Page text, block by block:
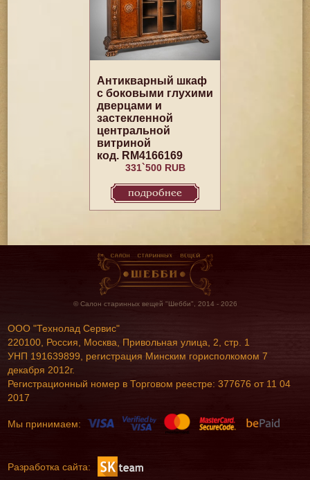
Антикварный шкаф
с боковыми глухими
дверцами и
застекленной
центральной
витриной
код. RM4166169
331`500 RUB
подробнее
© Салон старинных вещей "Шебби", 2014 - 2026
ООО "Технолад Сервис"
220100, Россия, Москва, Привольная улица, 2, стр. 1
УНП 191639899, регистрация Минским горисполкомом 7
декабря 2012г.
Регистрационный номер в Торговом реестре: 377676 от 11 04
2017
Мы принимаем:
Разработка сайта: